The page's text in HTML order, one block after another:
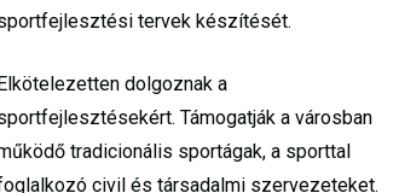
tervek készítését.
dolgoznak a
Támogatják a városban
tradicionális sportágak, a sporttal
civil és társadalmi szervezeteket.